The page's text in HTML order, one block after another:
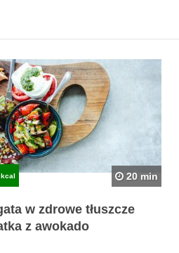
kcal 20 min
w zdrowe tłuszcze
z awokado